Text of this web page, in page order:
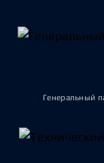
Генеральный